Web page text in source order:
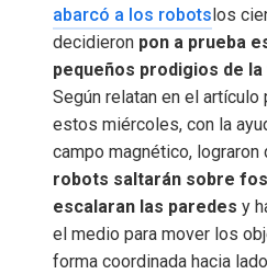
abarcó a los robots los
decidieron pon a prueba
pequeños prodigios de
Según relatan en el artículo
estos miércoles, con la
campo magnético, lograron
robots saltarán sobre
escalaran las paredes y
el medio para mover los
forma coordinada hacia